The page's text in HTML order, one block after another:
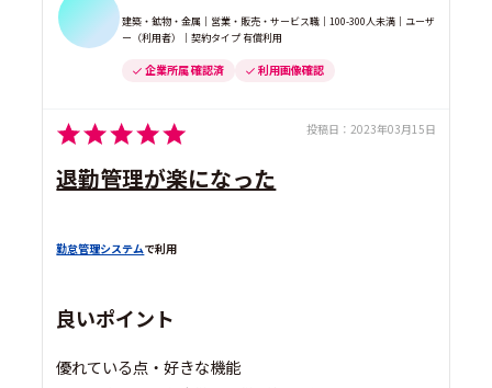
建築・鉱物・金属｜営業・販売・サービス職｜100-300人未満｜ユーザ
ー（利用者）｜契約タイプ 有償利用
企業所属 確認済 利用画像確認
投稿日： 2023年03月15日
退勤管理が楽になった
勤怠管理システムで利用
良いポイント
優れている点・好きな機能